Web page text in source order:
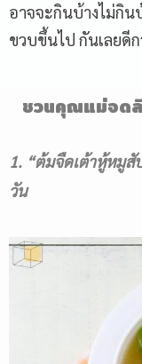
อาจจะกินบ้างไม่กิน
ขวบขึ้นไป กันเลยดี
ชวนคุณแม่จด
1. “ต้มจืดเต้าหู้หมูสั
วัน